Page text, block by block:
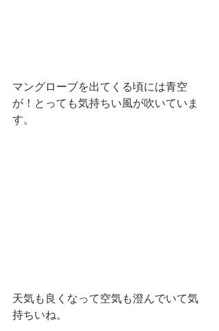
マングローブを出てくる頃には青空
が！とっても気持ちい風が吹いていま
す。
天気も良くなって空気も澄んでいて気
持ちいね。